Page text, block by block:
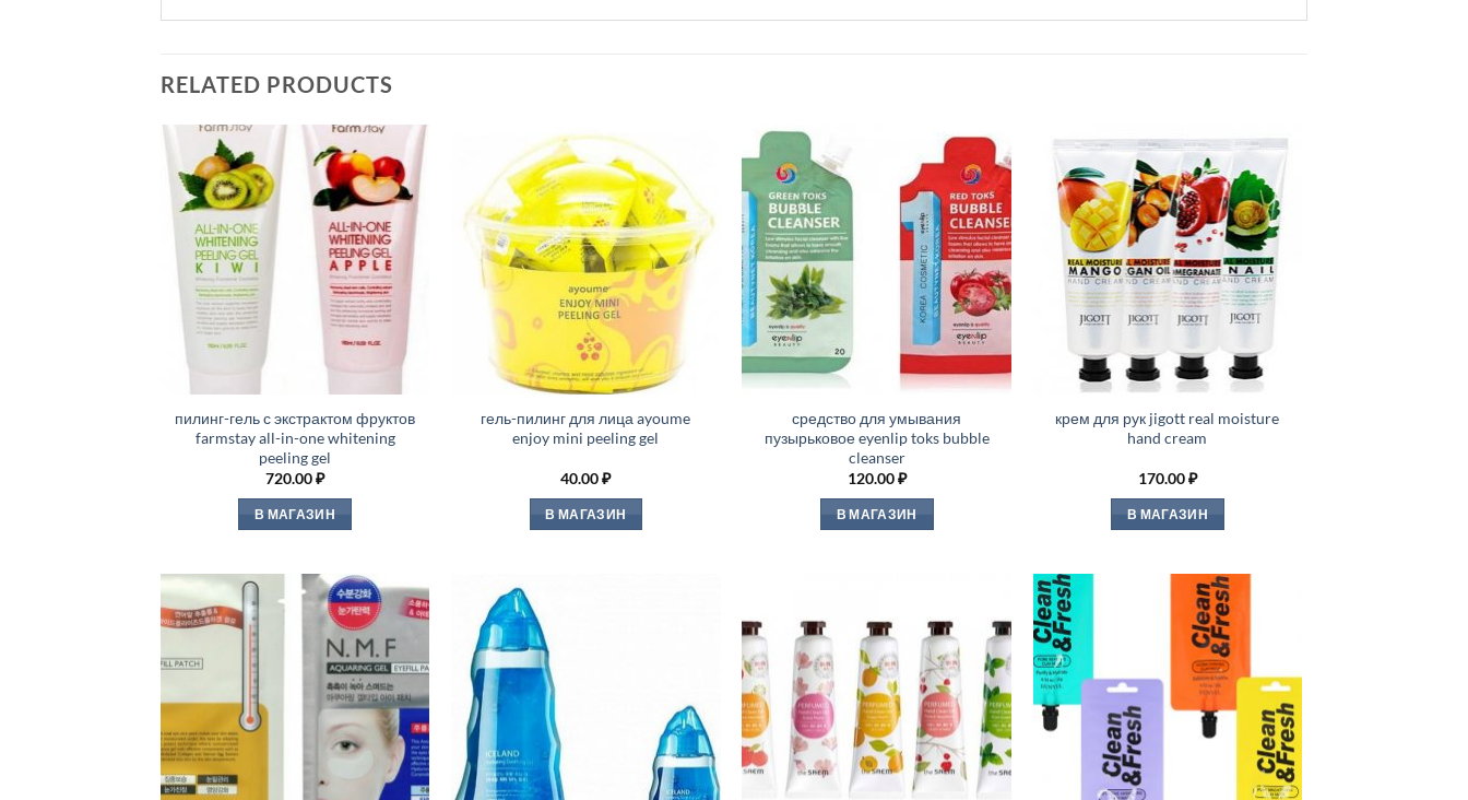
RELATED PRODUCTS
пилинг-гель с экстрактом фруктов
farmstay all-in-one whitening
peeling gel
720.00₽
В МАГАЗИН
гель-пилинг для лица ayoume
enjoy mini peeling gel
40.00₽
В МАГАЗИН
средство для умывания
пузырьковое eyenlip toks bubble
cleanser
120.00₽
В МАГАЗИН
крем для рук jigott real moisture
hand cream
170.00₽
В МАГАЗИН